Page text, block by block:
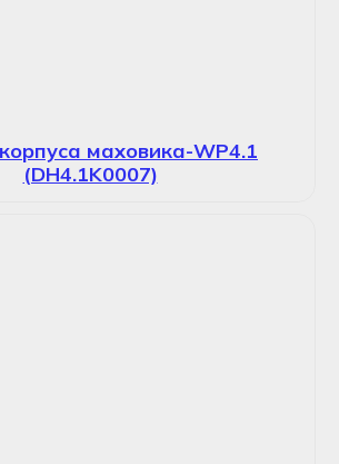
маховика-WP4.1
(DH4.1K0007)